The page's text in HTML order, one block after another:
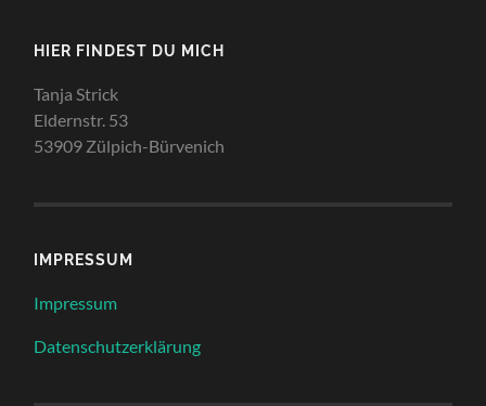
HIER FINDEST DU MICH
Tanja Strick
Eldernstr. 53
53909 Zülpich-Bürvenich
IMPRESSUM
Impressum
Datenschutzerklärung